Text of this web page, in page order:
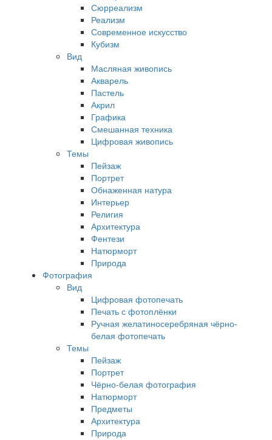
Сюрреализм
Реализм
Современное искусство
Кубизм
Вид
Масляная живопись
Акварель
Пастель
Акрил
Графика
Смешанная техника
Цифровая живопись
Темы
Пейзаж
Портрет
Обнаженная натура
Интерьер
Религия
Архитектура
Фентези
Натюрморт
Природа
Фотография
Вид
Цифровая фотопечать
Печать с фотоплёнки
Ручная желатиносеребряная чёрно-
белая фотопечать
Темы
Пейзаж
Портрет
Чёрно-белая фотография
Натюрморт
Предметы
Архитектура
Природа